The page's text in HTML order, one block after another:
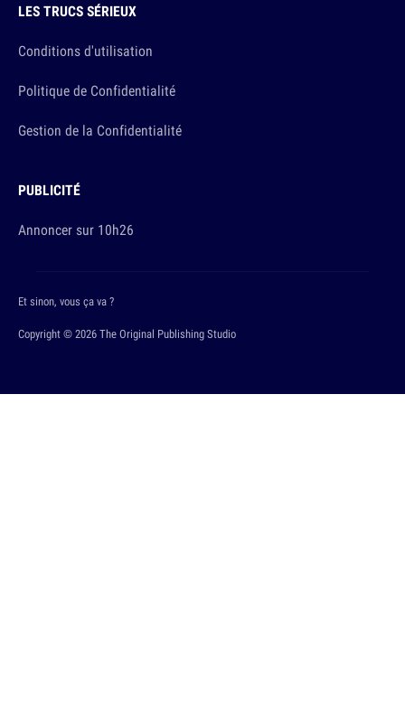
LES TRUCS SÉRIEUX
Conditions d'utilisation
Politique de Confidentialité
Gestion de la Confidentialité
PUBLICITÉ
Annoncer sur 10h26
Copyright © 2026 The Original Publishing Studio
Et sinon, vous ça va ?